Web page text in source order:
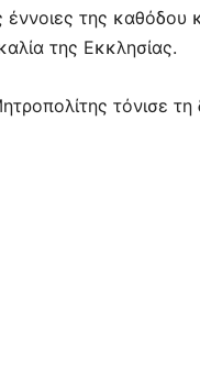
της καθόδου
της Εκκλησίας.
τόνισε τη